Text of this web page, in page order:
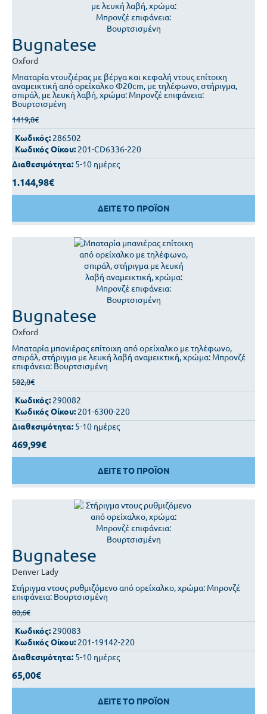
Bugnatese
Oxford
Μπαταρία ντουζιέρας με βέργα και κεφαλή ντους επίτοιχη
αναμεικτική από ορείχαλκο Φ20cm, με τηλέφωνο, στήριγμα,
σπιράλ, με λευκή λαβή, χρώμα: Μπρονζέ επιφάνεια:
Βουρτσισμένη
1419,8€
Κωδικός: 286502
Κωδικός Οίκου: 201-CD6336-220
Διαθεσιμότητα: 5-10 ημέρες
1.144,98€
ΔΕΙΤΕ ΤΟ ΠΡΟΪΟΝ
Bugnatese
Oxford
Μπαταρία μπανιέρας επίτοιχη από ορείχαλκο με τηλέφωνο,
σπιράλ, στήριγμα με λευκή λαβή αναμεικτική, χρώμα: Μπρονζέ
επιφάνεια: Βουρτσισμένη
582,8€
Κωδικός: 290082
Κωδικός Οίκου: 201-6300-220
Διαθεσιμότητα: 5-10 ημέρες
469,99€
ΔΕΙΤΕ ΤΟ ΠΡΟΪΟΝ
Bugnatese
Denver Lady
Στήριγμα ντους ρυθμιζόμενο από ορείχαλκο, χρώμα: Μπρονζέ
επιφάνεια: Βουρτσισμένη
80,6€
Κωδικός: 290083
Κωδικός Οίκου: 201-19142-220
Διαθεσιμότητα: 5-10 ημέρες
65,00€
ΔΕΙΤΕ ΤΟ ΠΡΟΪΟΝ